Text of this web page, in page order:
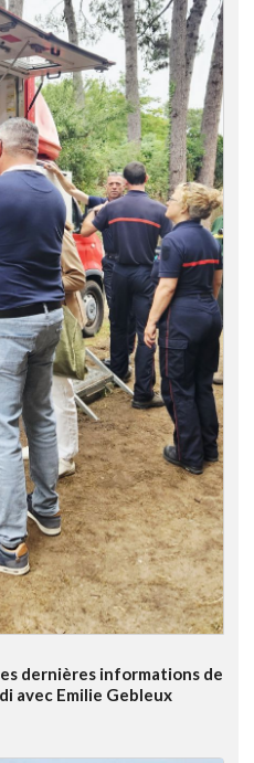
dernières informations de
avec Emilie Gebleux